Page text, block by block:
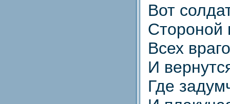
Вот
Стороной
Всех
И
Где